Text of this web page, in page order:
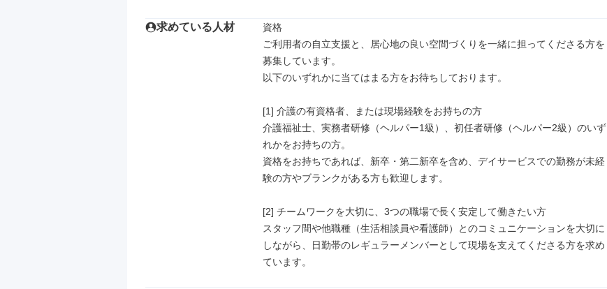
求めている人材
資格
ご利用者の自立支援と、居心地の良い空間づくりを一緒に担ってくださる方を
募集しています。
以下のいずれかに当てはまる方をお待ちしております。
[1] 介護の有資格者、または現場経験をお持ちの方
介護福祉士、実務者研修（ヘルパー1級）、初任者研修（ヘルパー2級）のいず
れかをお持ちの方。
資格をお持ちであれば、新卒・第二新卒を含め、デイサービスでの勤務が未経
験の方やブランクがある方も歓迎します。
[2] チームワークを大切に、3つの職場で長く安定して働きたい方
スタッフ間や他職種（生活相談員や看護師）とのコミュニケーションを大切に
しながら、日勤帯のレギュラーメンバーとして現場を支えてくださる方を求め
ています。